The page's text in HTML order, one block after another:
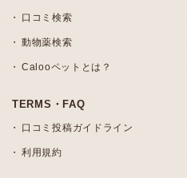
口コミ検索
動物薬検索
Calooペットとは？
TERMS・FAQ
口コミ投稿ガイドライン
利用規約